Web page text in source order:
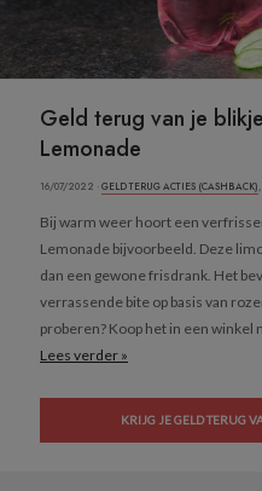
Geld terug van je
Lemonade
16/07/2022 ·GELD TERUG ACTIES (CASHBACK),
Bij warm weer hoort een
Lemonade bijvoorbeeld. Deze
dan een gewone frisdrank. Het
verrassende bite op basis van
proberen? Koop het in een winkel
Lees verder »
KRIJG JE GELD TERUG